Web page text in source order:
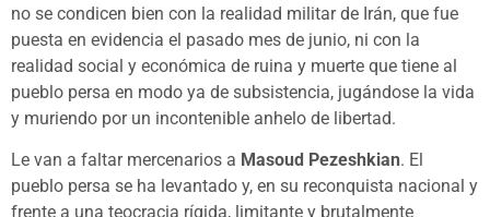
no se condicen bien con la realidad militar de Irán, que fue
puesta en evidencia el pasado mes de junio, ni con la
realidad social y económica de ruina y muerte que tiene al
pueblo persa en modo ya de subsistencia, jugándose la vida
y muriendo por un incontenible anhelo de libertad.
Le van a faltar mercenarios a Masoud Pezeshkian. El
pueblo persa se ha levantado y, en su reconquista nacional y
frente a una teocracia rígida, limitante y brutalmente